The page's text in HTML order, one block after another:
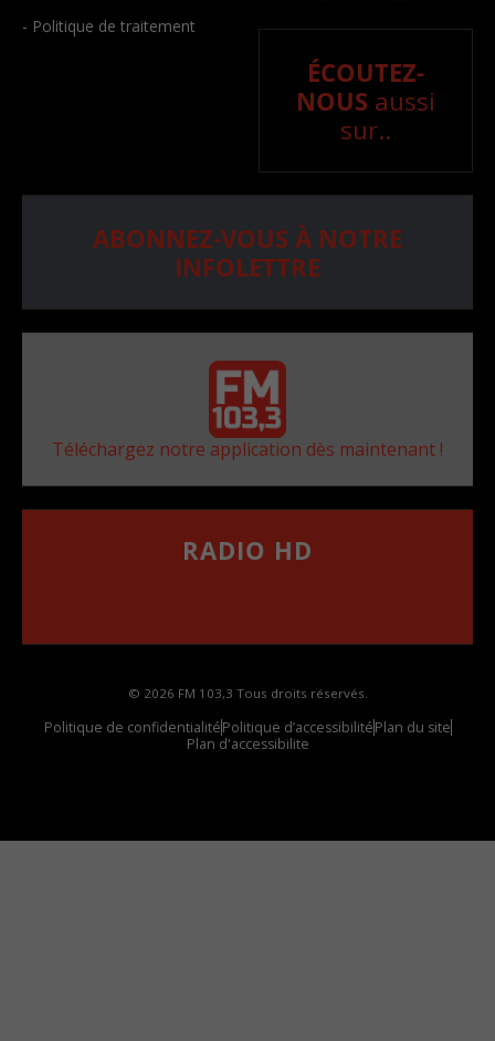
- Politique de traitement
ÉCOUTEZ-
NOUS aussi
sur..
ABONNEZ-VOUS À NOTRE
INFOLETTRE
Téléchargez notre application dès maintenant !
RADIO HD
© 2026 FM 103,3 Tous droits réservés.
Politique de confidentialitéPolitique d’accessibilitéPlan du site
Plan d'accessibilite